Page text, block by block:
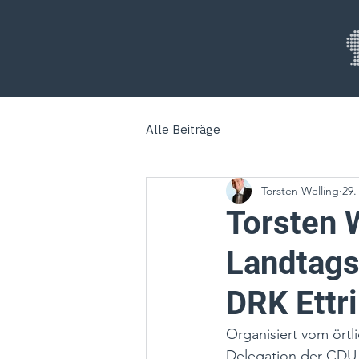
Alle Beiträge
Torsten
DRK
Torsten Welling
Organisiert vom